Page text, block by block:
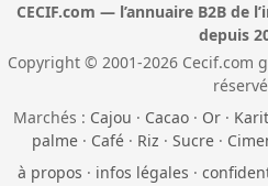
CECIF.com — l’annuaire B2B de
depuis
Copyright © 2001-2026 Cecif.com
Marchés : Cajou · Cacao · Or ·
palme· Café· Riz · Sucre·
à propos · infos légales ·